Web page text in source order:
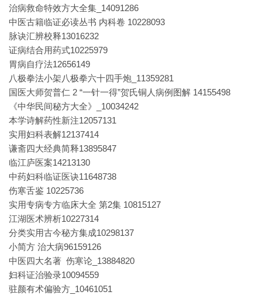
治病救命特效方大全集_14091286
中医古籍临证必读丛书 内科卷 10228093
脉诀汇辨校释13016232
证病结合用药式10225979
胃病自疗法12656149
八极拳法小架八极拳六十四手炮_11359281
国医大师贺普仁 2 “一针一得”贺氏铜人病例图解 14155498
《中华民间秘方大全》_10034242
本学诗解药性新注12057131
实用妇科表解12137414
谦斋四大经典简释13895847
临江庐医案14213130
中药妇科临证医诀11648738
伤寒舌鉴 10225736
实用专病专方临床大全 第2集 10815127
江湖医术辨析10227314
分类实用古今秘方集成10298137
小简方 治大病96159126
中医四大名著 伤寒论_13884820
妇科证治验录10094559
驻颜有术偏验方_10461051